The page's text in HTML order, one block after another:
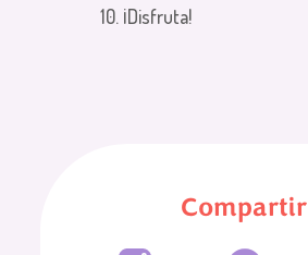
¡Disfruta!
Compartir